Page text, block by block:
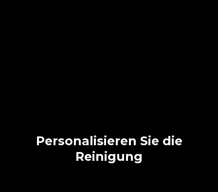
Personalisieren Sie die
Reinigung